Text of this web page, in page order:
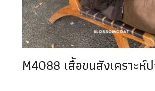
M4088 เสื้อขนสังเคราะห์